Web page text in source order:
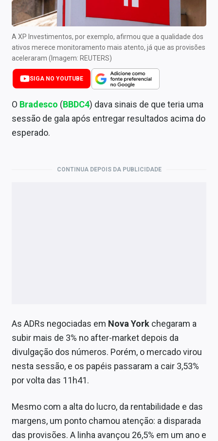
Central de Dividendos
Central de Fundos Imobiliários
Central dos IPOs
Renda Fixa
Finanças Pessoais
Mercados
Sobre
Expediente
Contato
A XP Investimentos, por exemplo, afirmou que a qualidade dos
ativos merece monitoramento mais atento, já que as provisões
aceleraram (Imagem: REUTERS)
SIGA NO YOUTUBE
O Bradesco (BBDC4) dava sinais de que teria uma
sessão de gala após entregar resultados acima do
esperado.
CONTINUA DEPOIS DA PUBLICIDADE
As ADRs negociadas em Nova York chegaram a
subir mais de 3% no after-market depois da
divulgação dos números. Porém, o mercado virou
nesta sessão, e os papéis passaram a cair 3,53%
por volta das 11h41.
Mesmo com a alta do lucro, da rentabilidade e das
margens, um ponto chamou atenção: a disparada
das provisões. A linha avançou 26,5% em um ano e